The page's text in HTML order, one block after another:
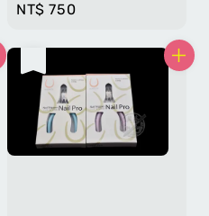
Regular
NT$ 750